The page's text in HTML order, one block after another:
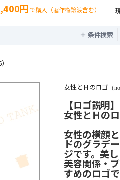
円 で購入（著作権譲渡含む）
＋ 条件検索
女性とＨのロゴ （
【ロゴ説明】
女性とＨのロ
女性の横顔
ドのグラデ
ジです。美
美容関係・
すめのロゴで